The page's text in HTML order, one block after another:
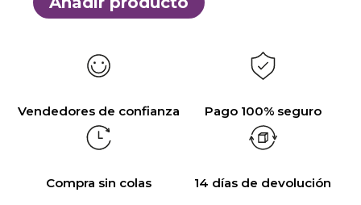
Vendedores de confianza Pago 100% seguro
Compra sin colas 14 días de devolución